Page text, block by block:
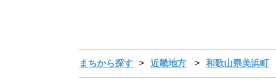
まちから探す 近畿地方 和歌山県美浜町